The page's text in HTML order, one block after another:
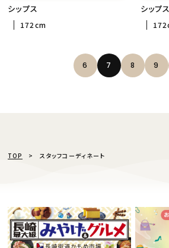
シップス
172cm
シップス
6 7 8 9
TOP スタッフコーディネート